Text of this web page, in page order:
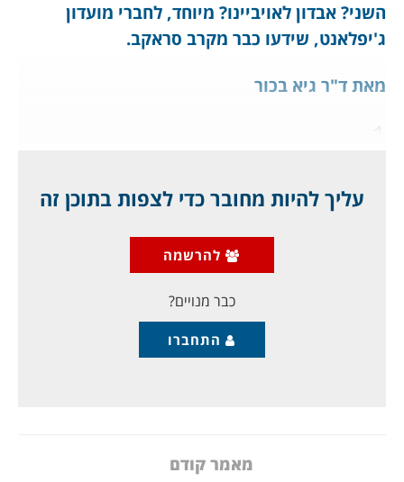
השני? אבדון לאויביינו? מיוחד, לחברי מועדון
ג'יפלאנט, שידעו כבר מקרב סראקב.
מאת ד"ר גיא בכור
ישראל המציאה מחדש את עולם הצבא
והמלחמה, ומעכשיו הכל יהיה כבר שונה
ההיסטוריה הצבאית, ולכן ההיסטוריה
עליך להיות מחובר כדי לצפות בתוכן זה
להרשמה
כבר מנויים?
התחברו
מאמר קודם